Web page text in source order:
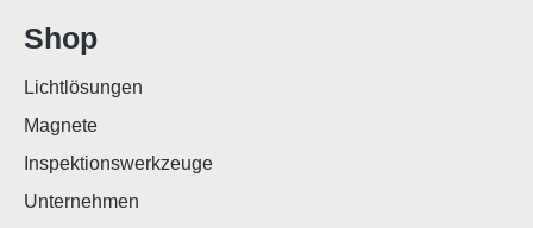
Shop
Lichtlösungen
Magnete
Inspektionswerkzeuge
Unternehmen